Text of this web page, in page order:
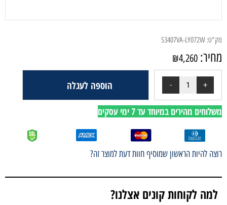
מק"ט: S3407VA-LY072W
מחיר: ₪4,260
הוספה לעגלה
משלוחים מהירים במיוחד עד 7 ימי עסקים
רוצה להיות הראשון שמוסיף חוות דעת למוצר זה?
למה לקוחות קונים אצלנו?